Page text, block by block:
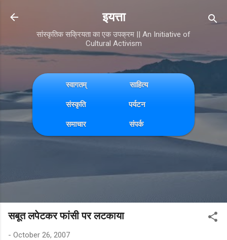
Skip to main content
इयत्ता
सांस्कृतिक सक्रियता का एक उपक्रम || An Initiative of
Cultural Activism
स्वागतम् साहित्य
संस्कृति पर्यटन
समाचार संपर्क
सबूत लपेटकर फांसी पर लटकाया
- October 26, 2007